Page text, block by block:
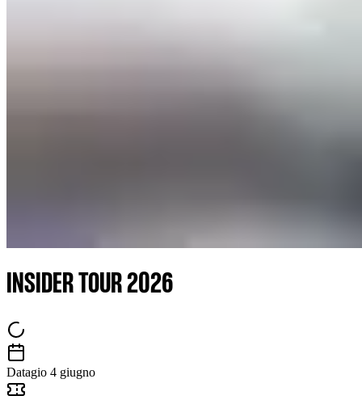
INSIDER TOUR 2026
Datagio 4 giugno